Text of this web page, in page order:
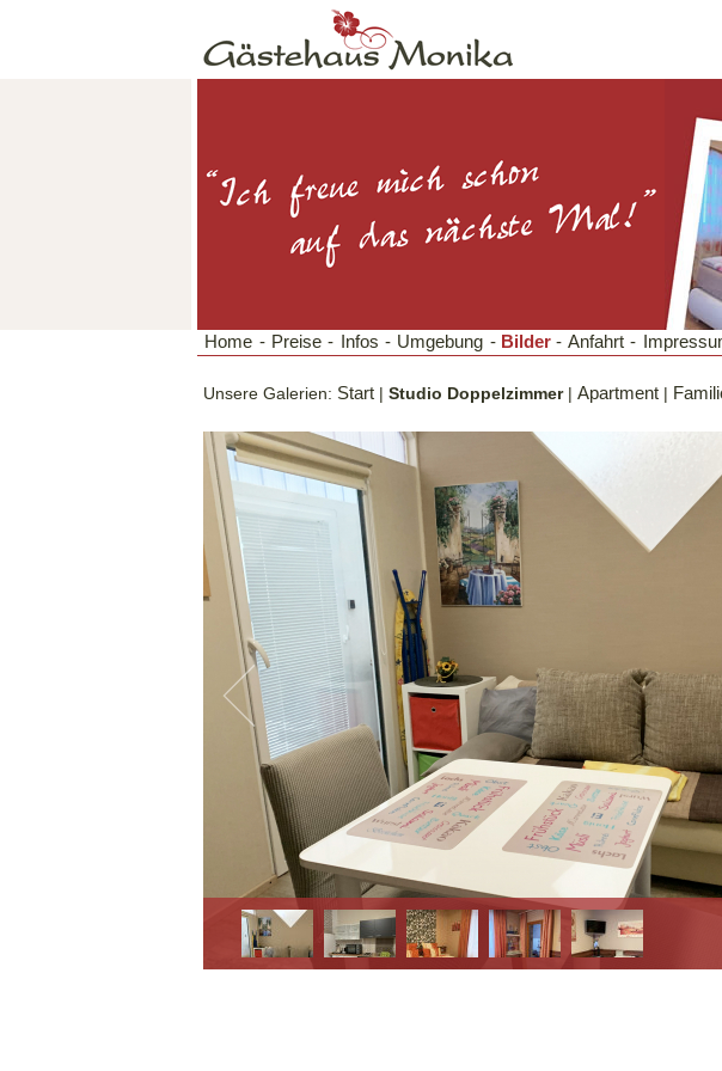
Home - Preise - Infos - Umgebung - Bilder- Anfahrt -
Unsere Galerien: Start | Studio Doppelzimmer| Apartment |